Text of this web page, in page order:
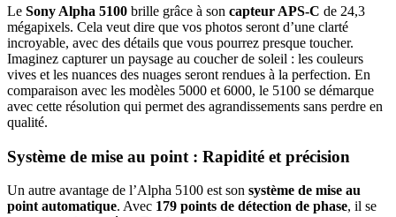
Le Sony Alpha 5100 brille grâce à son capteur APS-C de 24,3
mégapixels. Cela veut dire que vos photos seront d’une clarté
incroyable, avec des détails que vous pourrez presque toucher.
Imaginez capturer un paysage au coucher de soleil : les couleurs
vives et les nuances des nuages seront rendues à la perfection. En
comparaison avec les modèles 5000 et 6000, le 5100 se démarque
avec cette résolution qui permet des agrandissements sans perdre en
qualité.
Système de mise au point : Rapidité et précision
Un autre avantage de l’Alpha 5100 est son système de mise au
point automatique. Avec 179 points de détection de phase, il se